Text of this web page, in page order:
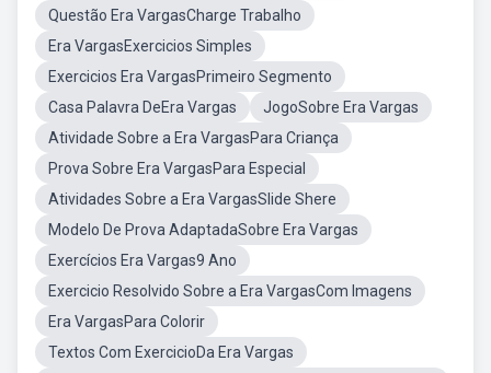
Questão Era VargasCharge Trabalho
Era VargasExercicios Simples
Exercicios Era VargasPrimeiro Segmento
Casa Palavra DeEra Vargas
JogoSobre Era Vargas
Atividade Sobre a Era VargasPara Criança
Prova Sobre Era VargasPara Especial
Atividades Sobre a Era VargasSlide Shere
Modelo De Prova AdaptadaSobre Era Vargas
Exercícios Era Vargas9 Ano
Exercicio Resolvido Sobre a Era VargasCom Imagens
Era VargasPara Colorir
Textos Com ExercicioDa Era Vargas